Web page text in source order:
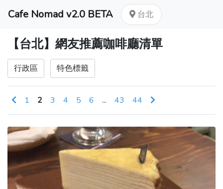
Cafe Nomad v2.0 BETA 台北
【台北】網友推薦咖啡廳清單
行政區 特色標籤
1 2 3 4 5 6 ... 43 44